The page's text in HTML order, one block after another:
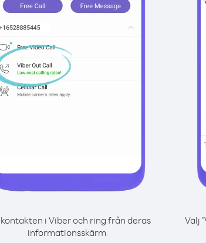
i Viber och ring från deras
informationsskärm
Välj